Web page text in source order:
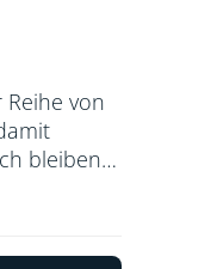
von
bleiben.
der